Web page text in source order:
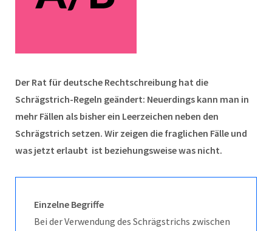
Der Rat für deutsche Rechtschreibung hat die
Schrägstrich-Regeln geändert: Neuerdings kann man in
mehr Fällen als bisher ein Leerzeichen neben den
Schrägstrich setzen. Wir zeigen die fraglichen Fälle und
was jetzt erlaubt ist beziehungsweise was nicht.
Einzelne Begriffe
Bei der Verwendung des Schrägstrichs zwischen